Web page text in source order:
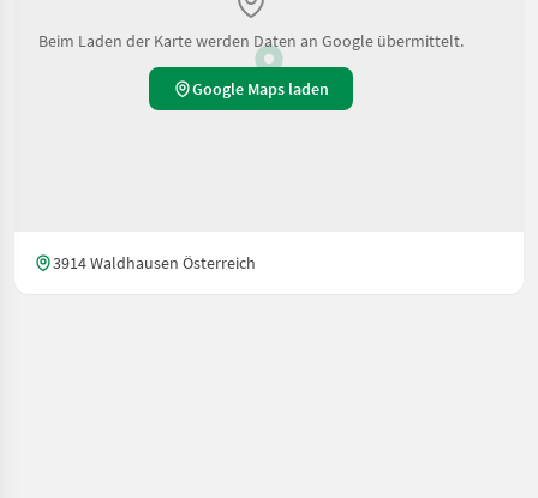
Beim Laden der Karte werden Daten an Google übermittelt.
Google Maps laden
3914 Waldhausen Österreich